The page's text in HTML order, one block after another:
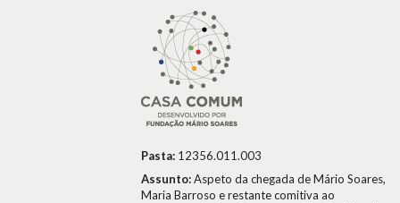
Pasta: 12356.011.003
Assunto:Aspeto da chegada de Mário Soares,
Maria Barroso e restante comitiva ao